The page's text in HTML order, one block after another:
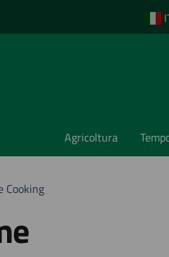
Agricoltura
Cooking